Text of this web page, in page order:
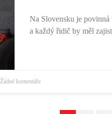
Na Slovensku je povinná
a každý řidič by měl
Žádné komentáře